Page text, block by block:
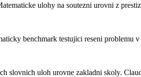
ulohy na soutezni urovni z
benchmark testujici reseni problemu
slovnich uloh urovne zakladni skoly.